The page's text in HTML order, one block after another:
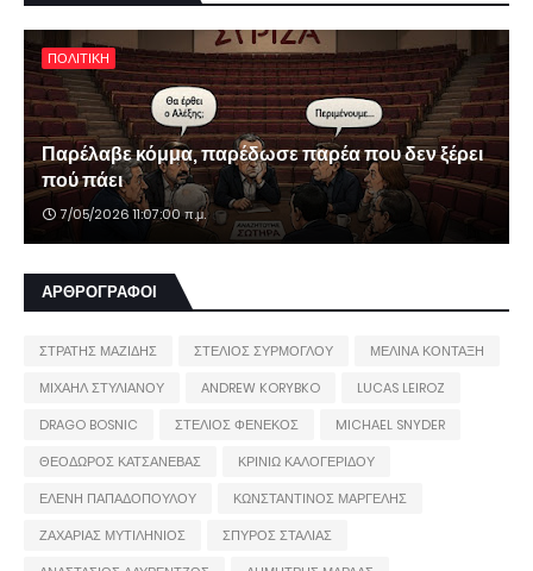
ΠΟΛΙΤΙΚΗ
Παρέλαβε κόμμα, παρέδωσε παρέα που δεν ξέρει
πού πάει
7/05/2026 11:07:00 π.μ.
ΑΡΘΡΟΓΡΑΦΟΙ
ΣΤΡΑΤΗΣ ΜΑΖΙΔΗΣ ΣΤΕΛΙΟΣ ΣΥΡΜΟΓΛΟΥ
ΜΕΛΙΝΑ ΚΟΝΤΑΞΗ
ΜΙΧΑΗΛ ΣΤΥΛΙΑΝΟΥ
ANDREW KORYBKO
LUCAS LEIROZ
DRAGO BOSNIC
ΣΤΕΛΙΟΣ ΦΕΝΕΚΟΣ
MICHAEL SNYDER
ΘΕΟΔΩΡΟΣ ΚΑΤΣΑΝΕΒΑΣ
ΚΡΙΝΙΩ ΚΑΛΟΓΕΡΙΔΟΥ
ΕΛΕΝΗ ΠΑΠΑΔΟΠΟΥΛΟΥ
ΚΩΝΣΤΑΝΤΙΝΟΣ ΜΑΡΓΕΛΗΣ
ΖΑΧΑΡΙΑΣ ΜΥΤΙΛΗΝΙΟΣ
ΣΠΥΡΟΣ ΣΤΑΛΙΑΣ